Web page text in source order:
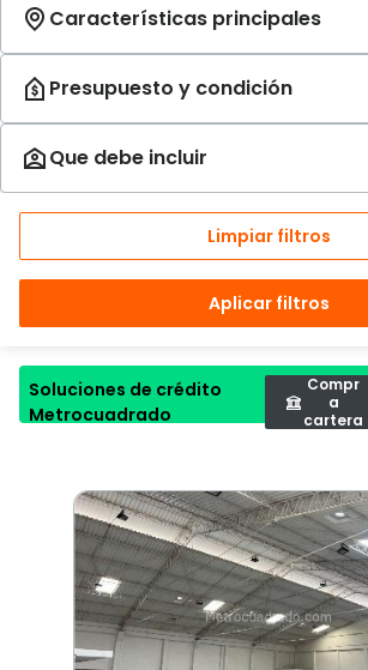
Limpiar filtros
Aplicar filtros
Soluciones de crédito
Metrocuadrado
Compr
a
cartera